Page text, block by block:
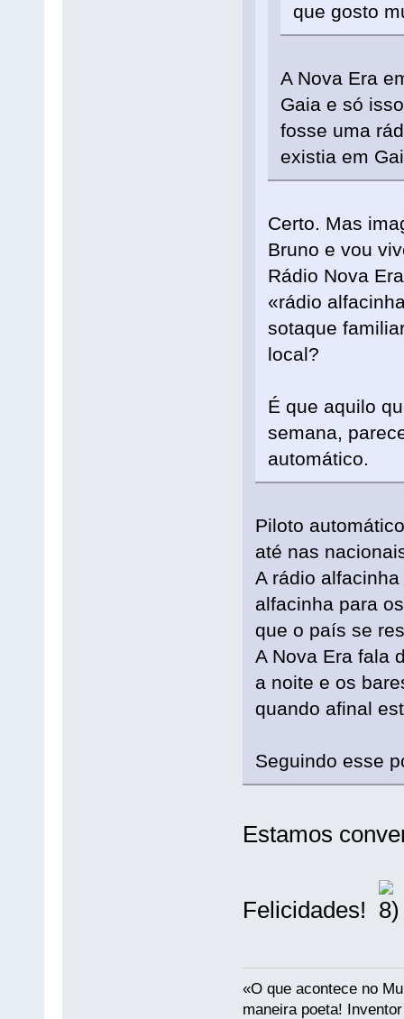
que gosto
A Nova Era
Gaia e só
fosse uma
existia em
Certo. Mas
Bruno e vou
Rádio Nova
«rádio
sotaque
local?
É que aquilo
semana,
automático.
Piloto
até nas
A rádio
alfacinha para
que o país se
A Nova Era fala
a noite e os
quando afinal
Seguindo esse
Estamos
Felicidades!
«O que acontece no
maneira poeta!